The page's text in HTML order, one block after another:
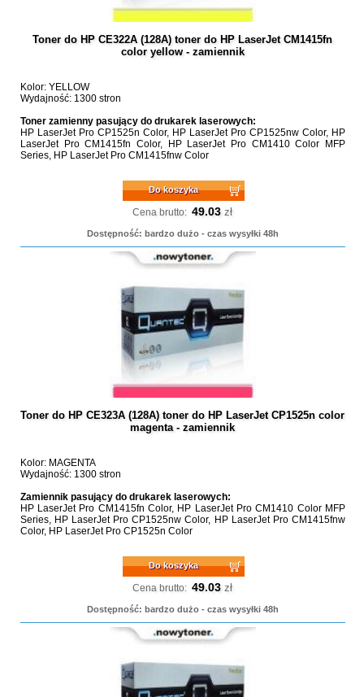
Toner do HP CE322A (128A) toner do HP LaserJet CM1415fn
color yellow - zamiennik
Kolor: YELLOW
Wydajność: 1300 stron
Toner zamienny pasujący do drukarek laserowych:
HP LaserJet Pro CP1525n Color, HP LaserJet Pro CP1525nw Color, HP
LaserJet Pro CM1415fn Color, HP LaserJet Pro CM1410 Color MFP
Series, HP LaserJet Pro CM1415fnw Color
Do koszyka
Cena brutto: 49.03 zł
Dostępność: bardzo dużo - czas wysyłki 48h
Toner do HP CE323A (128A) toner do HP LaserJet CP1525n color
magenta - zamiennik
Kolor: MAGENTA
Wydajność: 1300 stron
Zamiennik pasujący do drukarek laserowych:
HP LaserJet Pro CM1415fn Color, HP LaserJet Pro CM1410 Color MFP
Series, HP LaserJet Pro CP1525nw Color, HP LaserJet Pro CM1415fnw
Color, HP LaserJet Pro CP1525n Color
Do koszyka
Cena brutto: 49.03 zł
Dostępność: bardzo dużo - czas wysyłki 48h